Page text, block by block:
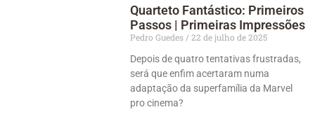
Quarteto Fantástico: Primeiros
Passos | Primeiras Impressões
Pedro Guedes
22 de julho de 2025
Depois de quatro tentativas frustradas,
será que enfim acertaram numa
adaptação da superfamília da Marvel
pro cinema?